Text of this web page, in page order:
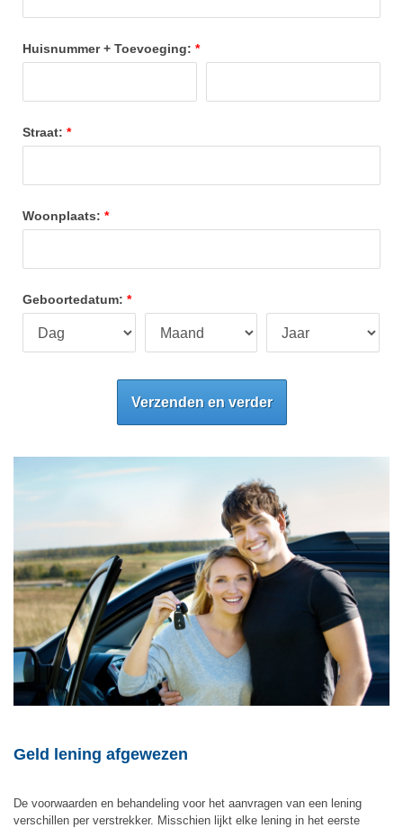
Huisnummer + Toevoeging:
Straat:
Woonplaats:
Geboortedatum:
Verzenden en verder
Geld lening afgewezen
De voorwaarden en behandeling voor het aanvragen van een lening
verschillen per verstrekker. Misschien lijkt elke lening in het eerste